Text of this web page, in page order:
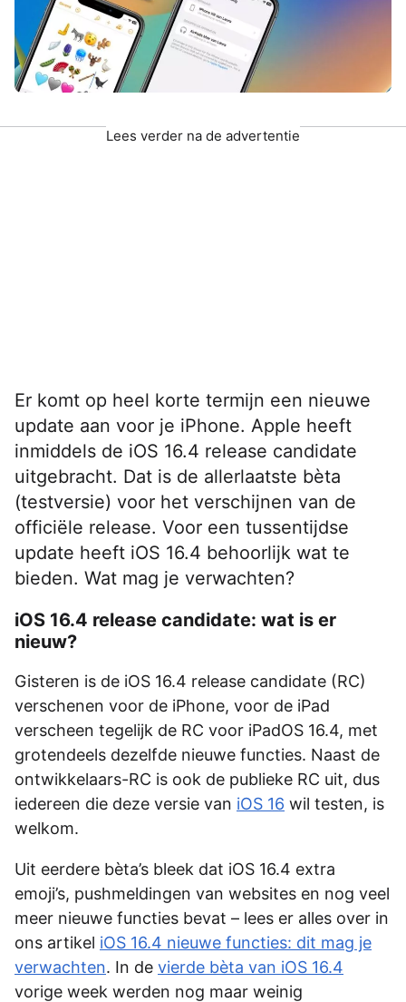
Lees verder na de advertentie
Er komt op heel korte termijn een nieuwe
update aan voor je iPhone. Apple heeft
inmiddels de iOS 16.4 release candidate
uitgebracht. Dat is de allerlaatste bèta
(testversie) voor het verschijnen van de
officiële release. Voor een tussentijdse
update heeft iOS 16.4 behoorlijk wat te
bieden. Wat mag je verwachten?
iOS 16.4 release candidate: wat is er
nieuw?
Gisteren is de iOS 16.4 release candidate (RC)
verschenen voor de iPhone, voor de iPad
verscheen tegelijk de RC voor iPadOS 16.4, met
grotendeels dezelfde nieuwe functies. Naast de
ontwikkelaars-RC is ook de publieke RC uit, dus
iedereen die deze versie van iOS 16 wil testen, is
welkom.
Uit eerdere bèta’s bleek dat iOS 16.4 extra
emoji’s, pushmeldingen van websites en nog veel
meer nieuwe functies bevat – lees er alles over in
ons artikel iOS 16.4 nieuwe functies: dit mag je
verwachten. In de vierde bèta van iOS 16.4
vorige week werden nog maar weinig